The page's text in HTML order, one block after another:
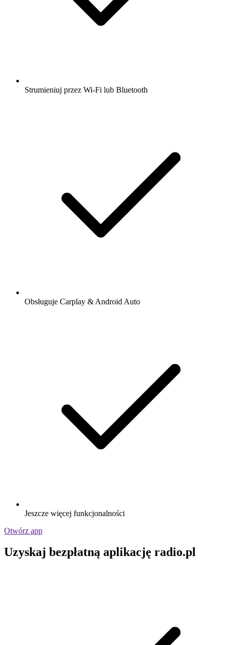
Strumieniuj przez Wi-Fi lub Bluetooth
Obsługuje Carplay & Android Auto
Jeszcze więcej funkcjonalności
Otwórz app
Uzyskaj bezpłatną aplikację radio.pl